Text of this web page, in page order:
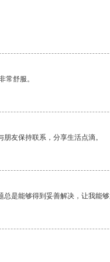
常舒服。
友保持联系，分享生活点滴。
是能够得到妥善解决，让我能够